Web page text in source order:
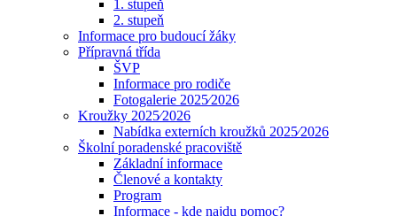
1. stupeň
2. stupeň
Informace pro budoucí žáky
Přípravná třída
ŠVP
Informace pro rodiče
Fotogalerie 2025⁄2026
Kroužky 2025⁄2026
Nabídka externích kroužků 2025⁄2026
Školní poradenské pracoviště
Základní informace
Členové a kontakty
Program
Informace - kde najdu pomoc?